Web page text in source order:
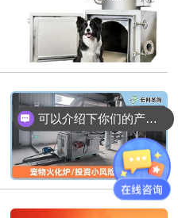
可以介绍下你们的产品么？